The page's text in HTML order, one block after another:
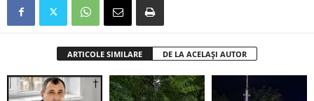
ARTICOLE SIMILARE DE LA ACELAȘI AUTOR